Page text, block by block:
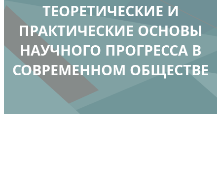
ТЕОРЕТИЧЕСКИЕ И
ПРАКТИЧЕСКИЕ ОСНОВЫ
НАУЧНОГО ПРОГРЕССА В
СОВРЕМЕННОМ ОБЩЕСТВЕ